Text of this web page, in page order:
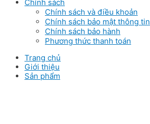
Chính sách
Chính sách và điều khoản
Chính sách bảo mật thông tin
Chính sách bảo hành
Phương thức thanh toán
Trang chủ
Giới thiệu
Sản phẩm